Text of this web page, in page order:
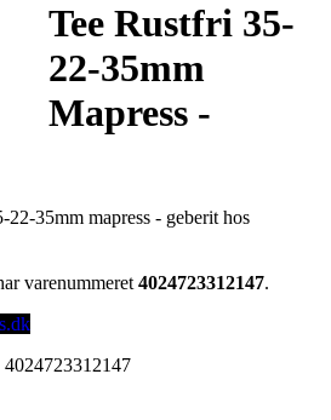
Tee Rustfri 35-
22-35mm
Mapress -
22-35mm mapress - geberit hos
varenummeret 4024723312147.
4024723312147